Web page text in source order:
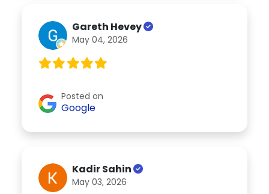
Gareth Hevey
May 04, 2026
Posted on
Google
Kadir Sahin
May 03, 2026